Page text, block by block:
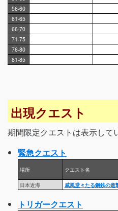
56-60
61-65
66-70
71-75
76-80
81-85
出現クエスト
期間限定クエストは表示して
緊急クエスト
場所 クエスト名
日本近海
威風堂々たる鋼鉄の進
トリガークエスト